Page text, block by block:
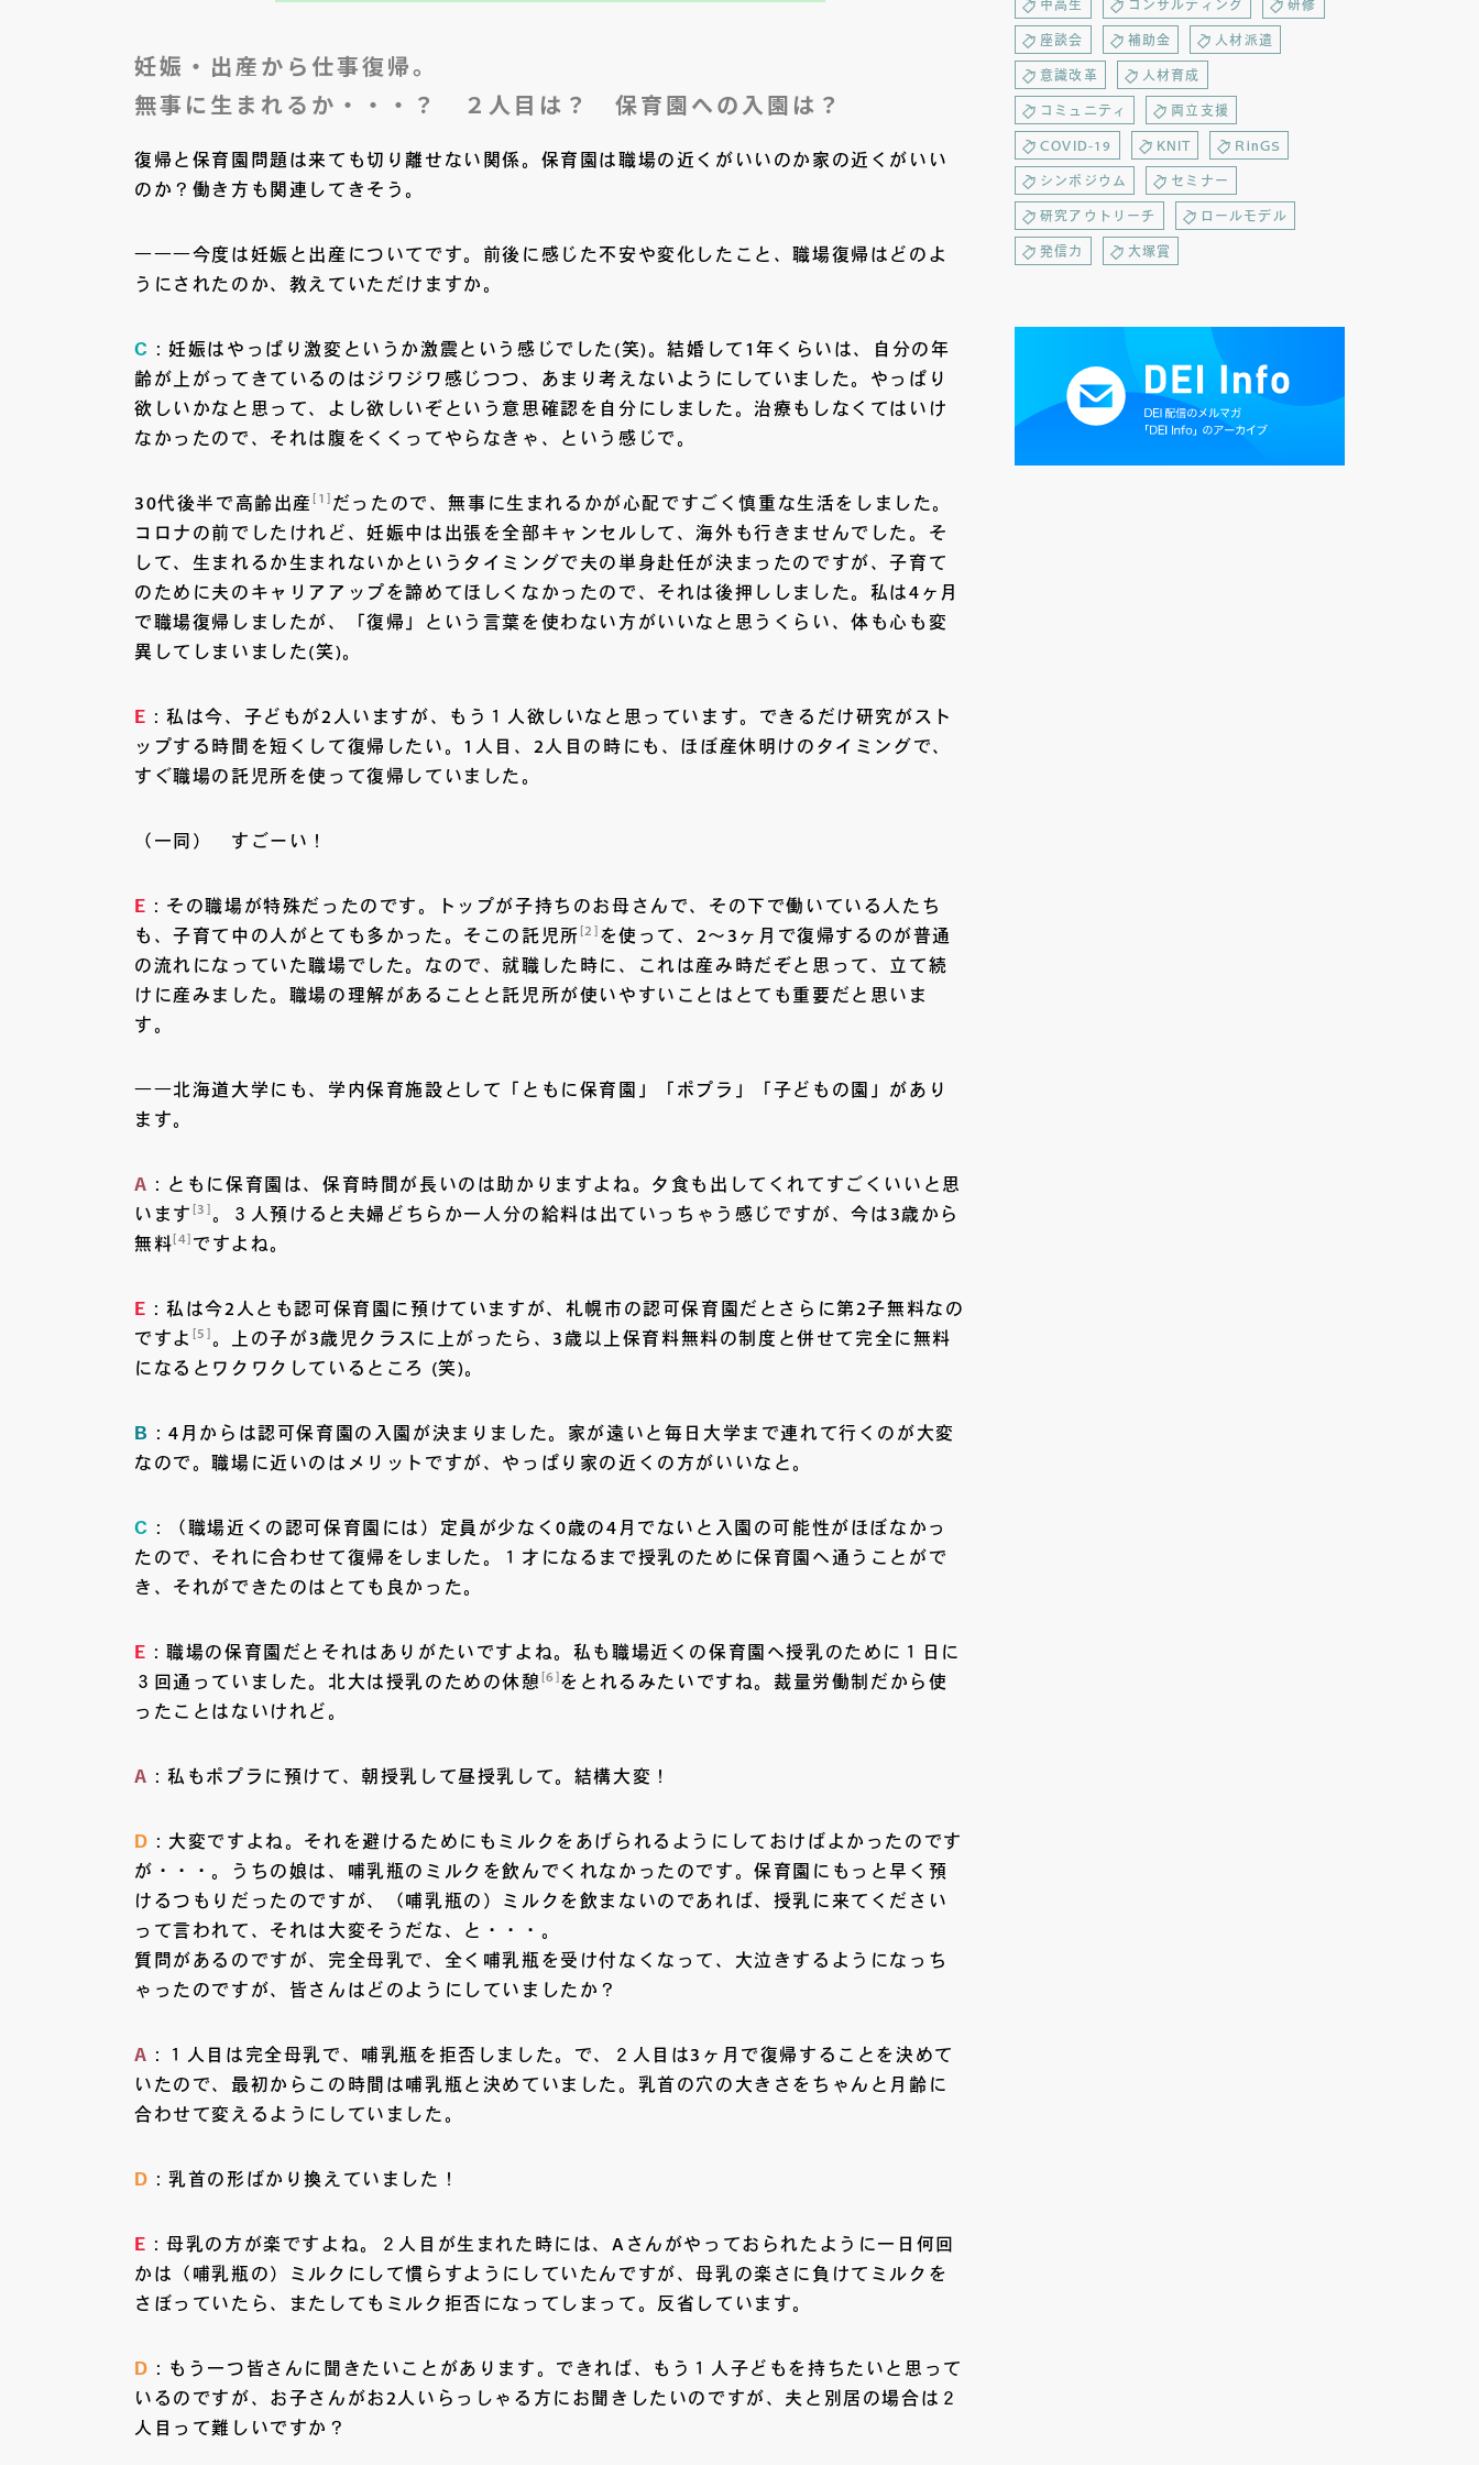
妊娠・出産から仕事復帰。
無事に生まれるか・・・？ ２人目は？ 保育園への入園は？
復帰と保育園問題は来ても切り離せない関係。保育園は職場の近くがいいのか家の近くがいい
のか？働き方も関連してきそう。
―――今度は妊娠と出産についてです。前後に感じた不安や変化したこと、職場復帰はどのよ
うにされたのか、教えていただけますか。
C ：妊娠はやっぱり激変というか激震という感じでした(笑)。結婚して1年くらいは、自分の年
齢が上がってきているのはジワジワ感じつつ、あまり考えないようにしていました。やっぱり
欲しいかなと思って、よし欲しいぞという意思確認を自分にしました。治療もしなくてはいけ
なかったので、それは腹をくくってやらなきゃ、という感じで。
30代後半で高齢出産 [1] だったので、無事に生まれるかが心配ですごく慎重な生活をしました。
コロナの前でしたけれど、妊娠中は出張を全部キャンセルして、海外も行きませんでした。そ
して、生まれるか生まれないかというタイミングで夫の単身赴任が決まったのですが、子育て
のために夫のキャリアアップを諦めてほしくなかったので、それは後押ししました。私は4ヶ月
で職場復帰しましたが、「復帰」という言葉を使わない方がいいなと思うくらい、体も心も変
異してしまいました(笑)。
E ：私は今、子どもが2人いますが、もう１人欲しいなと思っています。できるだけ研究がスト
ップする時間を短くして復帰したい。1人目、2人目の時にも、ほぼ産休明けのタイミングで、
すぐ職場の託児所を使って復帰していました。
（一同） すごーい！
E ：その職場が特殊だったのです。トップが子持ちのお母さんで、その下で働いている人たち
も、子育て中の人がとても多かった。そこの託児所 [2] を使って、2～3ヶ月で復帰するのが普通
の流れになっていた職場でした。なので、就職した時に、これは産み時だぞと思って、立て続
けに産みました。職場の理解があることと託児所が使いやすいことはとても重要だと思いま
す。
――北海道大学にも、学内保育施設として「ともに保育園」「ポプラ」「子どもの園」があり
ます。
A
：ともに保育園は、保育時間が長いのは助かりますよね。夕食も出してくれてすごくいいと思
います [3] 。３人預けると夫婦どちらか一人分の給料は出ていっちゃう感じですが、今は3歳から
無料[4] ですよね。
E ：私は今2人とも認可保育園に預けていますが、札幌市の認可保育園だとさらに第2子無料なの
ですよ [5] 。上の子が3歳児クラスに上がったら、3歳以上保育料無料の制度と併せて完全に無料
になるとワクワクしているところ (笑)。
B
：4月からは認可保育園の入園が決まりました。家が遠いと毎日大学まで連れて行くのが大変
なので。職場に近いのはメリットですが、やっぱり家の近くの方がいいなと。
C ：（職場近くの認可保育園には）定員が少なく0歳の4月でないと入園の可能性がほぼなかっ
たので、それに合わせて復帰をしました。１才になるまで授乳のために保育園へ通うことがで
き、それができたのはとても良かった。
E ：職場の保育園だとそれはありがたいですよね。私も職場近くの保育園へ授乳のために１日に
３回通っていました。北大は授乳のための休憩 [6]をとれるみたいですね。裁量労働制だから使
ったことはないけれど。
A ：私もポプラに預けて、朝授乳して昼授乳して。結構大変！
D ：大変ですよね。それを避けるためにもミルクをあげられるようにしておけばよかったのです
が・・・。うちの娘は、哺乳瓶のミルクを飲んでくれなかったのです。保育園にもっと早く預
けるつもりだったのですが、（哺乳瓶の）ミルクを飲まないのであれば、授乳に来てください
って言われて、それは大変そうだな、と・・・。
質問があるのですが、完全母乳で、全く哺乳瓶を受け付なくなって、大泣きするようになっち
ゃったのですが、皆さんはどのようにしていましたか？
A
：１人目は完全母乳で、哺乳瓶を拒否しました。で、２人目は3ヶ月で復帰することを決めて
いたので、最初からこの時間は哺乳瓶と決めていました。乳首の穴の大きさをちゃんと月齢に
合わせて変えるようにしていました。
D ：乳首の形ばかり換えていました！
E ：母乳の方が楽ですよね。２人目が生まれた時には、Aさんがやっておられたように一日何回
かは（哺乳瓶の）ミルクにして慣らすようにしていたんですが、母乳の楽さに負けてミルクを
さぼっていたら、またしてもミルク拒否になってしまって。反省しています。
D ：もう一つ皆さんに聞きたいことがあります。できれば、もう１人子どもを持ちたいと思って
いるのですが、お子さんがお2人いらっしゃる方にお聞きしたいのですが、夫と別居の場合は２
人目って難しいですか？
中高生 コンサルティング 研修
座談会 補助金 人材派遣
意識改革 人材育成
コミュニティ 両立支援
COVID-19 KNIT RinGS
シンポジウム セミナー
研究アウトリーチ ロールモデル
発信力 大塚賞